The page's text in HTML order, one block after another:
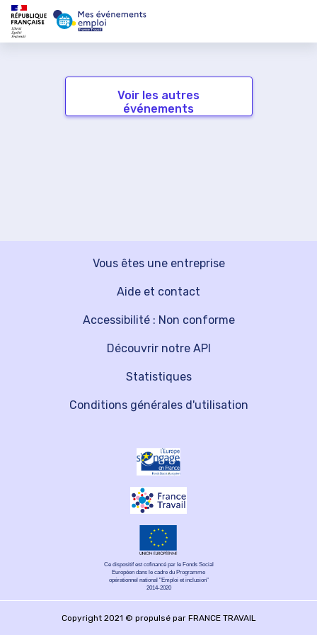
Voir les autres
événements
Vous êtes une entreprise
Découvrir notre API
Aide et contact
Statistiques
Accessibilité : Non conforme
Conditions générales d'utilisation
Ce dispositif est cofinancé par le Fonds Social
Européen dans le cadre du Programme
opérationnel national "Emploi et inclusion"
2014-2020
Copyright 2021 © propulsé par FRANCE TRAVAIL